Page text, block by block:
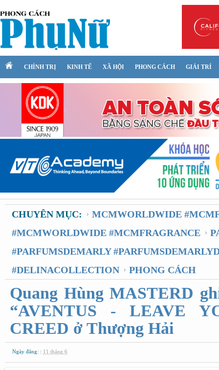
CHÍNH TRỊ KINH TẾ XÃ HỘI PHONG CÁCH GIẢI TRÍ
CHUYÊN MỤC:
MCMWORLDWIDE
#MCMWORLDWIDE #MCMFRAGRANCE
#PARFUMSDEMARLY
#DELINACOLLECTION
PHONG CÁCH
Quang Hùng MASTERD
“AVENTUS - LEAVE
CREED ở Thượng Hải
Ngày đăng: : 11 tháng 6